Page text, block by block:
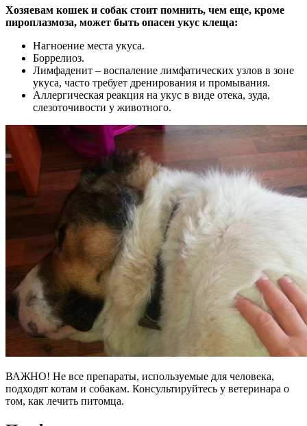
Хозяевам кошек и собак стоит помнить, чем еще, кроме
пироплазмоза, может быть опасен укус клеща:
Нагноение места укуса.
Боррелиоз.
Лимфаденит – воспаление лимфатических узлов в зоне
укуса, часто требует дренирования и промывания.
Аллергическая реакция на укус в виде отека, зуда,
слезоточивости у животного.
ВАЖНО! Не все препараты, используемые для человека,
подходят котам и собакам. Консультируйтесь у ветеринара о
том, как лечить питомца.